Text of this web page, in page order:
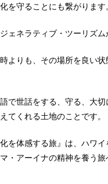
を守ることにも繋がります
ェネラティブ・ツーリズム
よりも、その場所を良い
で世話をする、守る、大
てくれる土地のことです。
化を体感する旅』は、ハワ
・アーイナの精神を養う旅